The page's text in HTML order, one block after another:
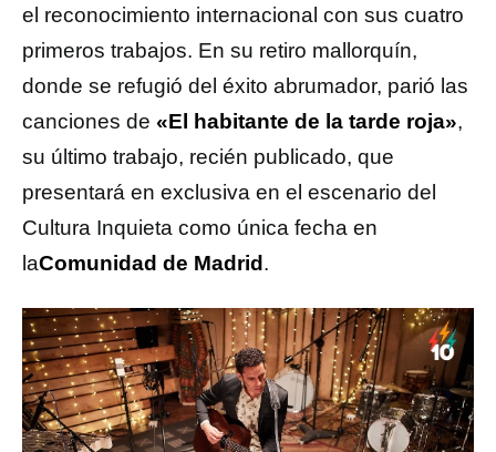
el reconocimiento internacional con sus cuatro
primeros trabajos. En su retiro mallorquín,
donde se refugió del éxito abrumador, parió las
canciones de «El habitante de la tarde roja»,
su último trabajo, recién publicado, que
presentará en exclusiva en el escenario del
Cultura Inquieta como única fecha en
laComunidad de Madrid .